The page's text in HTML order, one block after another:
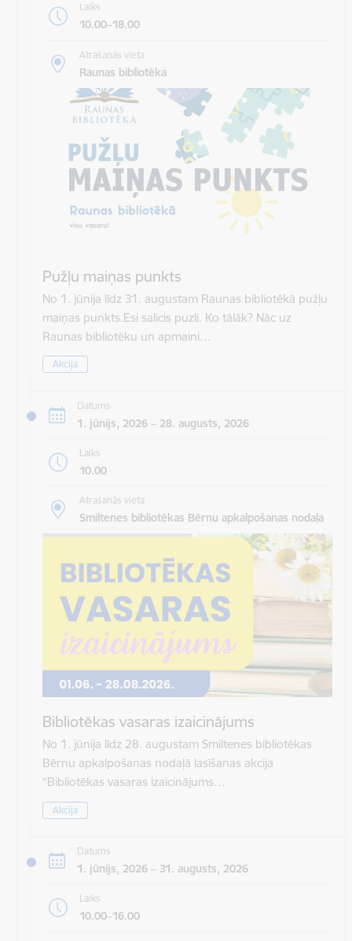
Laiks
10.00–18.00
Atrašanās vieta
Raunas bibliotēka
Pužļu maiņas punkts
No 1. jūnija līdz 31. augustam Raunas bibliotēkā pužļu
maiņas punkts.Esi salicis puzli. Ko tālāk? Nāc uz
Raunas bibliotēku un apmaini…
Akcija
Datums
1. jūnijs, 2026 – 28. augusts, 2026
Laiks
10.00
Atrašanās vieta
Smiltenes bibliotēkas Bērnu apkalpošanas nodaļa
Bibliotēkas vasaras izaicinājums
No 1. jūnija līdz 28. augustam Smiltenes bibliotēkas
Bērnu apkalpošanas nodaļā lasīšanas akcija
“Bibliotēkas vasaras izaicinājums…
Akcija
Datums
1. jūnijs, 2026 – 31. augusts, 2026
Laiks
10.00–16.00